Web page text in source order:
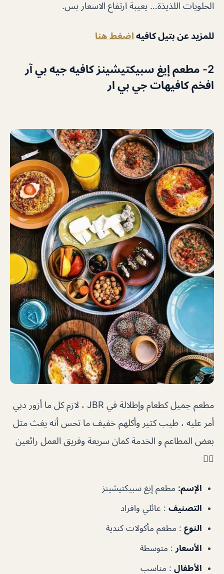
الحلويات اللذيذة… يعيبة ارتفاع الاسعار بس.
للمزيد عن بتيل كافيه اضغط هنا
2- مطعم إيغ سبيكتيشينز كافيه جيه بي آر
افخم كافيهات جي بي ار
مطعم جميل كطعام وإطلالة في JBR ، لازم كل ما أزور دبي
أمر عليه ، طيب كثير وأكلهم خفيف ما تحس أنه يغث مثل
بعض المطاعم و الخدمة كمان سريعة وفريق العمل رائعين
👍🏻
الإسم: مطعم إيغ سبيكتيشينز
التصنيف : عائلي وافراد
النوع : مطعم مأكولات كندية
الأسعار : متوسطة
الأطفال : مناسب